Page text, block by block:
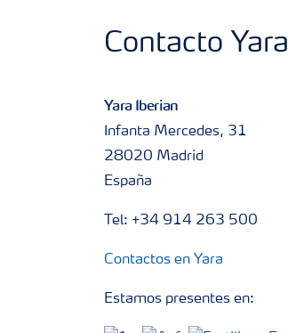
Contacto Yara
Yara Iberian
Infanta Mercedes, 31
28020 Madrid
España
Tel: +34 914 263 500
Contactos en Yara
Estamos presentes en: